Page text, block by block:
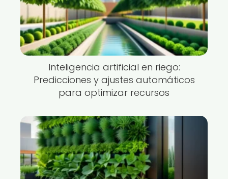
Inteligencia artificial en riego:
Predicciones y ajustes automáticos
para optimizar recursos